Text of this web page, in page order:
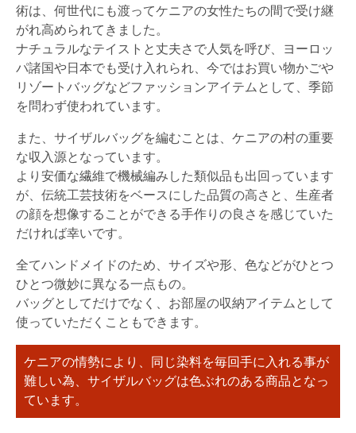
術は、何世代にも渡ってケニアの女性たちの間で受け継
がれ高められてきました。
ナチュラルなテイストと丈夫さで人気を呼び、ヨーロッ
パ諸国や日本でも受け入れられ、今ではお買い物かごや
リゾートバッグなどファッションアイテムとして、季節
を問わず使われています。
また、サイザルバッグを編むことは、ケニアの村の重要
な収入源となっています。
より安価な繊維で機械編みした類似品も出回っています
が、伝統工芸技術をベースにした品質の高さと、生産者
の顔を想像することができる手作りの良さを感じていた
だければ幸いです。
全てハンドメイドのため、サイズや形、色などがひとつ
ひとつ微妙に異なる一点もの。
バッグとしてだけでなく、お部屋の収納アイテムとして
使っていただくこともできます。
ケニアの情勢により、同じ染料を毎回手に入れる事が
難しい為、サイザルバッグは色ぶれのある商品となっ
ています。